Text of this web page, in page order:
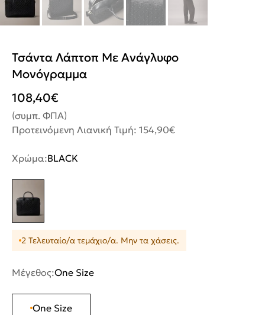
Τσάντα Λάπτοπ Με Ανάγλυφο
Μονόγραμμα
108,40€
(συμπ. ΦΠΑ)
Προτεινόμενη Λιανική Τιμή: 154,90€
Χρώμα:BLACK
2 Τελευταίο/α τεμάχιο/α. Μην τα χάσεις.
Μέγεθος:One Size
One Size